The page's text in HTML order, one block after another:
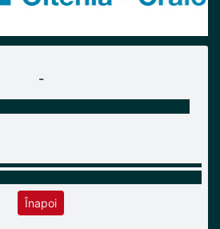
-
Înapoi